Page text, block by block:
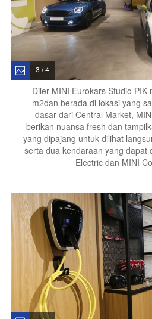
3 / 4
Diler MINI Eurokars Studio PIK
m2dan berada di lokasi yang
dasar dari Central Market,
berikan nuansa fresh dan
yang dipajang untuk dilihat
serta dua kendaraan yang dapat
Electric dan MINI